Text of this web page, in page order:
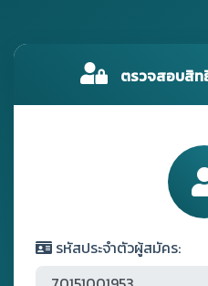
ตรวจสอบสิท
รหัสประจำตัวผู้สมัคร: